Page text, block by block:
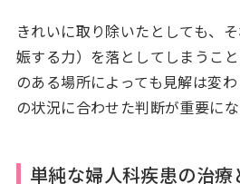
きれいに取り除いたとしても、
娠する力）を落としてしまうこ
のある場所によっても見解は変
の状況に合わせた判断が重要にな
単純な婦人科疾患の治療